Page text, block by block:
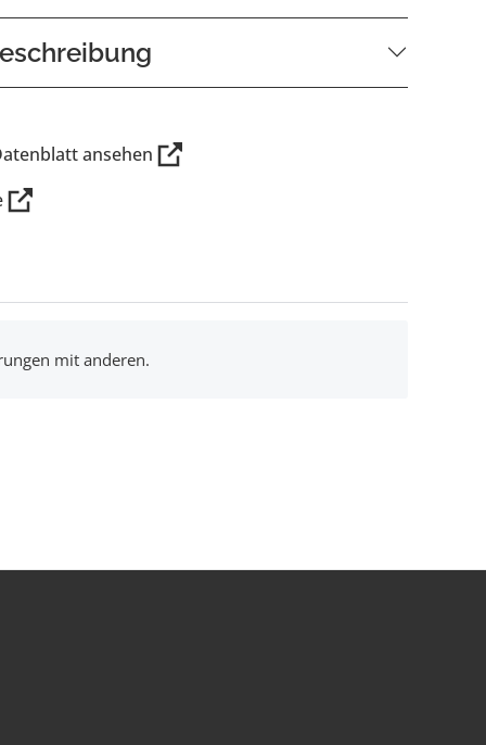
ansehen
mit anderen.